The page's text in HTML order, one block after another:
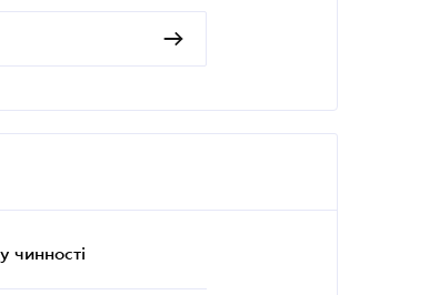
чинності